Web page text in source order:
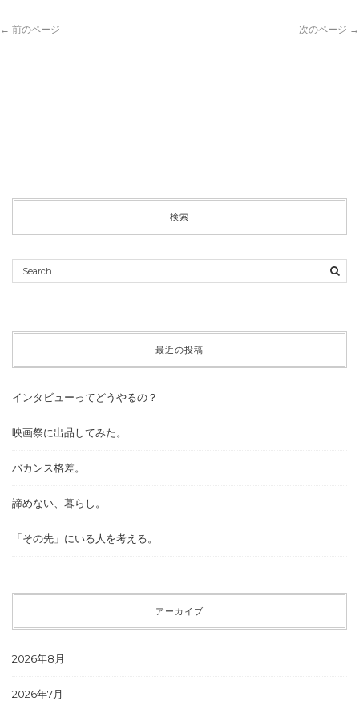
← 前のページ 次のページ →
検索
最近の投稿
インタビューってどうやるの？
映画祭に出品してみた。
バカンス格差。
諦めない、暮らし。
「その先」にいる人を考える。
アーカイブ
2026年8月
2026年7月